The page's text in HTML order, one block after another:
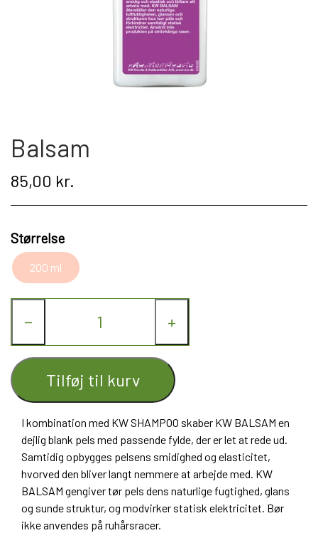
Kat
Gavekort
Balsam
85,00 kr.
Størrelse
200 ml
− +
Tilføj til kurv
I kombination med KW SHAMPOO skaber KW BALSAM en
dejlig blank pels med passende fylde, der er let at rede ud.
Samtidig opbygges pelsens smidighed og elasticitet,
hvorved den bliver langt nemmere at arbejde med. KW
BALSAM gengiver tør pels dens naturlige fugtighed, glans
og sunde struktur, og modvirker statisk elektricitet. Bør
ikke anvendes på ruhårsracer.